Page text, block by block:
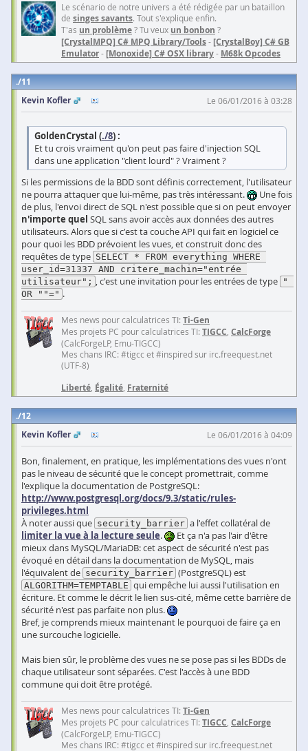
Le scénario de notre univers a été rédigée par un bataillon
de singes savants. Tout s'explique enfin.
T'as un problème? Tu veux un bonbon ?
[CrystalMPQ] C# MPQ Library/Tools- [CrystalBoy] C# GB
Emulator- [Monoxide] C# OSX library- M68k Opcodes
11
Kevin Kofler
Le 06/01/2016 à 03:28
GoldenCrystal (./8) :
Et tu crois vraiment qu'on peut pas faire d'injection SQL
dans une application "client lourd" ? Vraiment ?
Si les permissions de la BDD sont définis correctement, l'utilisateur
ne pourra attaquer que lui-même, pas très intéressant.
Une fois
de plus, l'envoi direct de SQL n'est possible que si on peut envoyer
n'importe quel SQL sans avoir accès aux données des autres
utilisateurs. Alors que si c'est ta couche API qui fait en logiciel ce
pour quoi les BDD prévoient les vues, et construit donc des
requêtes de type SELECT * FROM everything WHERE
user_id=31337 AND critere_machin="entrée
utilisateur"; , c'est une invitation pour les entrées de type "
OR ""=" .
Mes news pour calculatrices TI: Ti-Gen
Mes projets PC pour calculatrices TI: TIGCC CalcForge
(CalcForgeLP, Emu-TIGCC)
Mes chans IRC: #tigcc et #inspired sur irc.freequest.net
(UTF-8)
Liberté Égalité Fraternité
12
Kevin Kofler
Le 06/01/2016 à 04:09
Bon, finalement, en pratique, les implémentations des vues n'ont
pas le niveau de sécurité que le concept promettrait, comme
l'explique la documentation de PostgreSQL:
http://www.postgresql.org/docs/9.3/static/rules-
privileges.html
À noter aussi que security_barrier a l'effet collatéral de
limiter la vue à la lecture seule.
Et ça n'a pas l'air d'être
mieux dans MySQL/MariaDB: cet aspect de sécurité n'est pas
évoqué en détail dans la documentation de MySQL, mais
l'équivalent de security_barrier (PostgreSQL) est
ALGORITHM=TEMPTABLE qui empêche lui aussi l'utilisation en
écriture. Et comme le décrit le lien sus-cité, même cette barrière de
sécurité n'est pas parfaite non plus.
Bref, je comprends mieux maintenant le pourquoi de faire ça en
une surcouche logicielle.
Mais bien sûr, le problème des vues ne se pose pas si les BDDs de
chaque utilisateur sont séparées. C'est l'accès à une BDD
commune qui doit être protégé.
Mes news pour calculatrices TI: Ti-Gen
Mes projets PC pour calculatrices TI: TIGCC CalcForge
(CalcForgeLP, Emu-TIGCC)
Mes chans IRC: #tigcc et #inspired sur irc.freequest.net